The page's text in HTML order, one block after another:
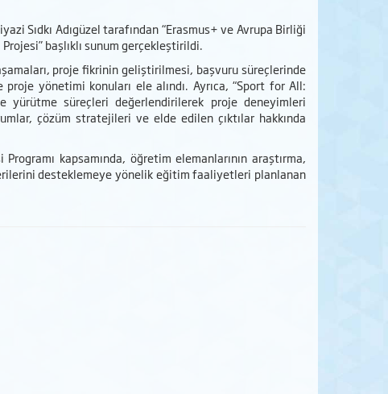
Sıdkı Adıgüzel tarafından “Erasmus+ ve Avrupa Birliği
başlıklı sunum gerçekleştirildi.
proje fikrinin geliştirilmesi, başvuru süreçlerinde
yönetimi konuları ele alındı. Ayrıca, “Sport for All:
süreçleri değerlendirilerek proje deneyimleri
çözüm stratejileri ve elde edilen çıktılar hakkında
kapsamında, öğretim elemanlarının araştırma,
desteklemeye yönelik eğitim faaliyetleri planlanan